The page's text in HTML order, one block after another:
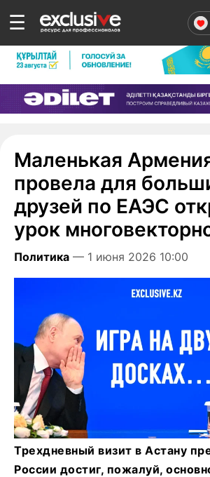
☰
Маленькая
провела для
друзей по ЕАЭС
урок
Политика — 1 июня 2026 10:00
Трехдневный визит в Астану
России достиг, пожалуй,